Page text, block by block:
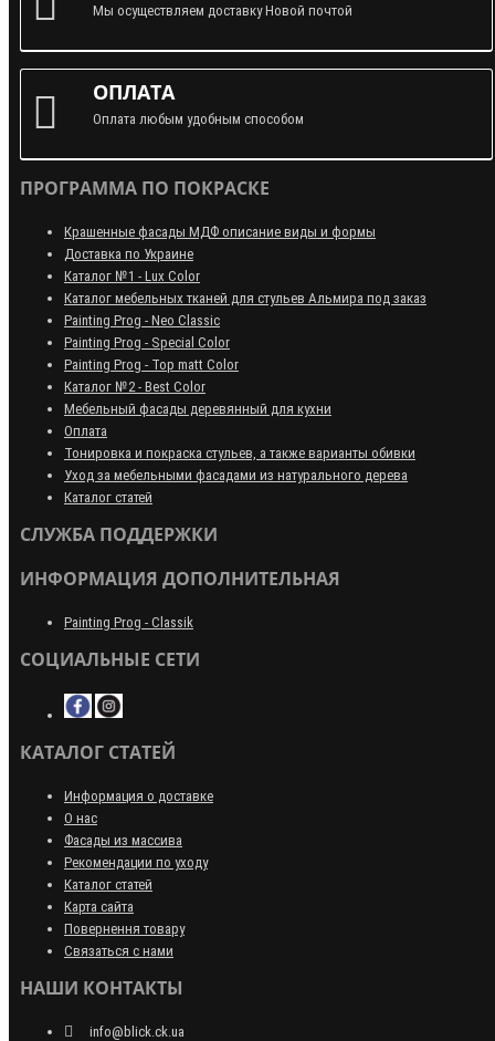
Мы осуществляем доставку Новой почтой
ОПЛАТА
Оплата любым удобным способом
ПРОГРАММА ПО ПОКРАСКЕ
Крашенные фасады МДФ описание виды и формы
Доставка по Украине
Каталог №1 - Lux Color
Каталог мебельных тканей для стульев Альмира под заказ
Painting Prog - Neo Classiс
Painting Prog - Special Color
Painting Prog - Top matt Color
Каталог №2 - Best Color
Мебельный фасады деревянный для кухни
Оплата
Тонировка и покраска стульев, а также варианты обивки
Уход за мебельными фасадами из натурального дерева
Каталог статей
СЛУЖБА ПОДДЕРЖКИ
ИНФОРМАЦИЯ ДОПОЛНИТЕЛЬНАЯ
Painting Prog - Classik
СОЦИАЛЬНЫЕ СЕТИ
КАТАЛОГ СТАТЕЙ
Информация о доставке
О нас
Фасады из массива
Рекомендации по уходу
Каталог статей
Карта сайта
Повернення товару
Связаться с нами
НАШИ КОНТАКТЫ
info@blick.ck.ua